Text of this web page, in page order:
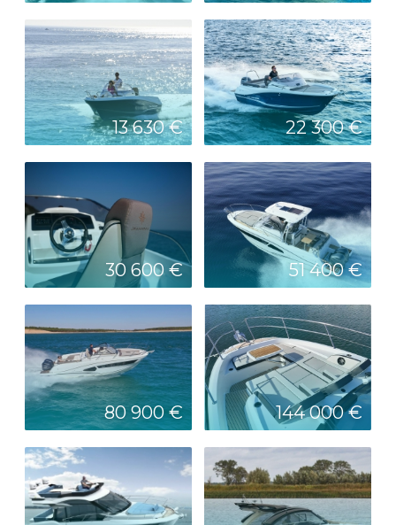
13 630 € 22 300 €
30 600 € 51 400 €
80 900 € 144 000 €